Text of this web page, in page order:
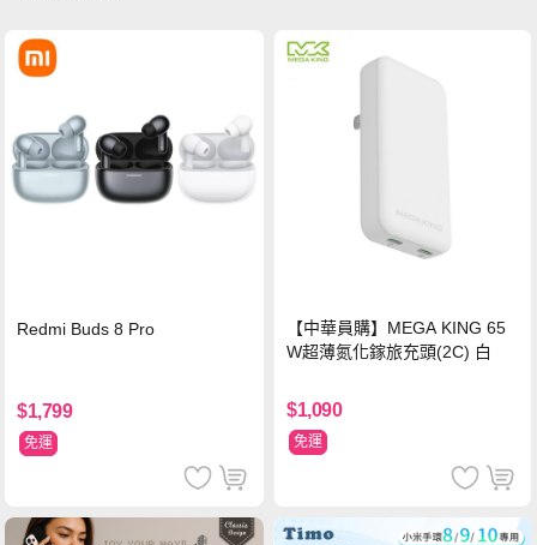
Redmi Buds 8 Pro
$1,799
免運
【中華員購】MEGA KING 65
W超薄氮化鎵旅充頭(2C) 白
$1,090
免運